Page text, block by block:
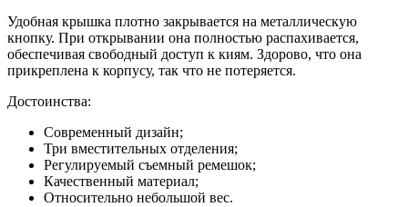
Удобная крышка плотно закрывается на металлическую
кнопку. При открывании она полностью распахивается,
обеспечивая свободный доступ к киям. Здорово, что она
прикреплена к корпусу, так что не потеряется.
Достоинства:
Современный дизайн;
Три вместительных отделения;
Регулируемый съемный ремешок;
Качественный материал;
Относительно небольшой вес.